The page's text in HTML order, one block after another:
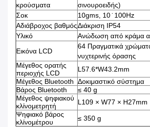
κρούσματα
σινουροειδής)
Σοκ
10gms, 10 ̇ 100Hz
Αδιάβροχος βαθμόςΔιάκριση IP54
Υλικό
Ανώδωση από κράμα
Εικόνα LCD
64 Πραγματικά
νυχτερινής όρασης
Μέγεθος ορατής
περιοχής LCD
L57.6*W43.2mm
Μέγεθος Bluetooth Δοκιμαστικό σύστημα
Βάρος Bluetooth
≤ 40 g
Μέγεθος ψηφιακού
κλίνομετρητή
L109 × W77 × H27mm
Ψηφιακό βάρος
κλίνομέτρου
≤ 350 g